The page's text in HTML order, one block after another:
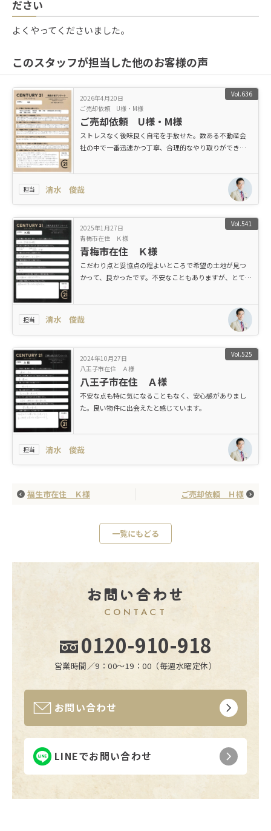
ださい
よくやってくださいました。
このスタッフが担当した他のお客様の声
Vol.636
2026年4月20日
ご売却依頼 U様・M様
ご売却依頼 U様・M様
ストレスなく後味良く自宅を手放せた。数ある不動産会
社の中で一番迅速かつ丁寧、合理的なやり取りができて
担当 清水 俊哉
Vol.541
2025年1月27日
青梅市在住 Ｋ様
青梅市在住 Ｋ様
こだわり点と妥協点の程よいところで希望の土地が見つ
かって、良かったです。不安なこともありますが、とても
担当 清水 俊哉
Vol.525
2024年10月27日
八王子市在住 Ａ様
八王子市在住 Ａ様
不安な点も特に気になることもなく、安心感がありまし
た。良い物件に出会えたと感じています。
担当 清水 俊哉
福生市在住 Ｋ様 ご売却依頼 Ｈ様
一覧にもどる
お問い合わせ
CONTACT
0120-910-918
営業時間／9：00〜19：00（毎週水曜定休）
お問い合わせ
LINEでお問い合わせ